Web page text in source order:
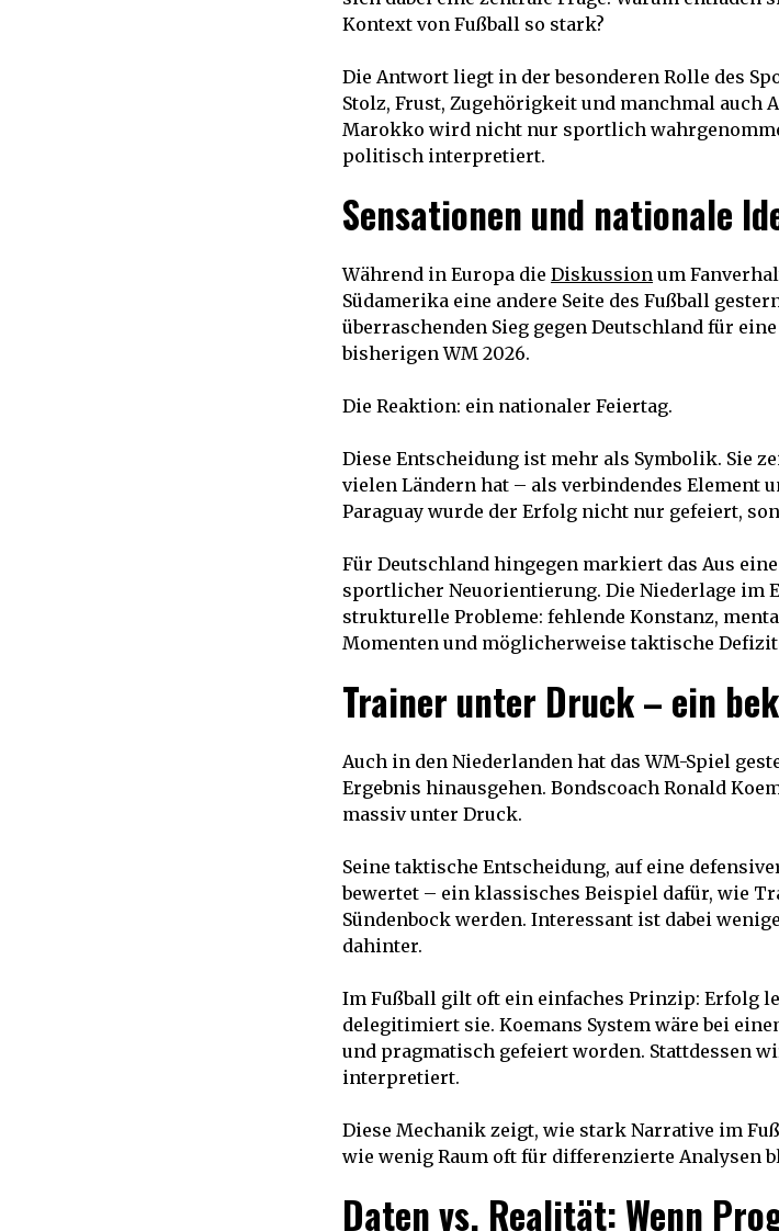
Kontext von Fußball so stark?
Die Antwort liegt in der besonderen Rolle des
Stolz, Frust, Zugehörigkeit und manchmal auch
Marokko wird nicht nur sportlich
politisch interpretiert.
Sensationen und nationale
Während in Europa die Diskussion um
Südamerika eine andere Seite des Fußball
überraschenden Sieg gegen Deutschland für
bisherigen WM 2026.
Die Reaktion: ein nationaler Feiertag.
Diese Entscheidung ist mehr als Symbolik. Sie
vielen Ländern hat – als verbindendes Element
Paraguay wurde der Erfolg nicht nur gefeiert,
Für Deutschland hingegen markiert das Aus
sportlicher Neuorientierung. Die Niederlage im
strukturelle Probleme: fehlende Konstanz,
Momenten und möglicherweise taktische
Trainer unter Druck – ein
Auch in den Niederlanden hat das WM-Spiel
Ergebnis hinausgehen. Bondscoach Ronald
massiv unter Druck.
Seine taktische Entscheidung, auf eine
bewertet – ein klassisches Beispiel dafür, wie
Sündenbock werden. Interessant ist dabei
dahinter.
Im Fußball gilt oft ein einfaches Prinzip: Erfolg
delegitimiert sie. Koemans System wäre bei
und pragmatisch gefeiert worden. Stattdessen
interpretiert.
Diese Mechanik zeigt, wie stark Narrative im
wie wenig Raum oft für differenzierte Analysen
Daten vs. Realität: Wenn